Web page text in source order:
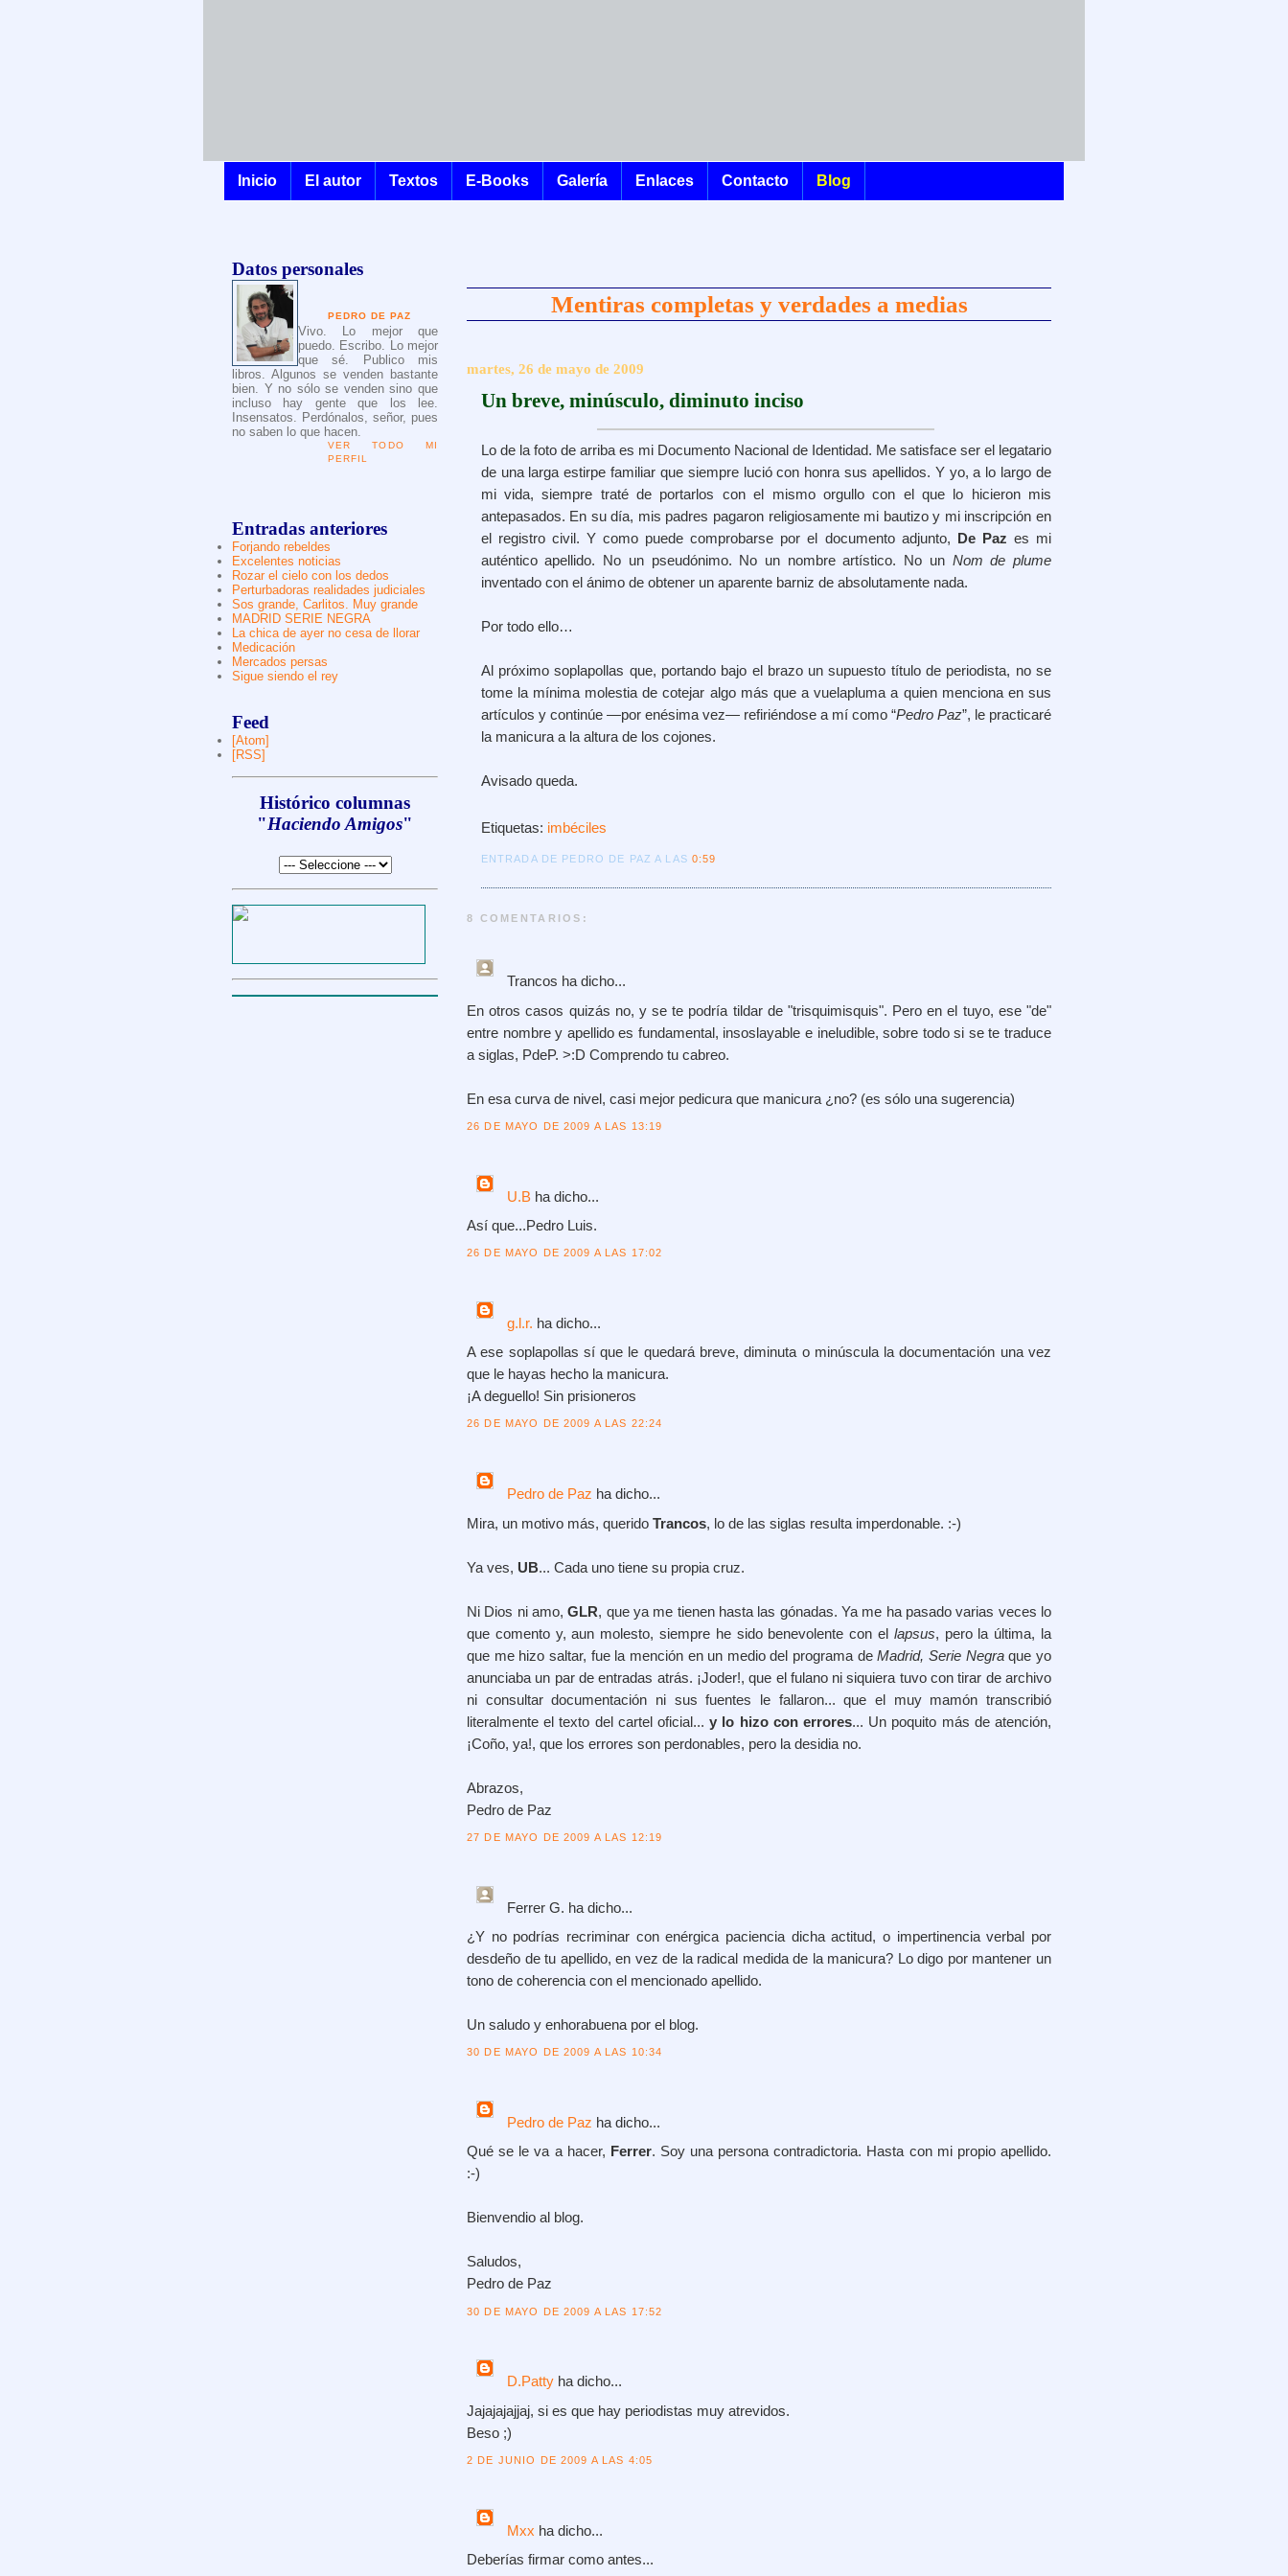
Inicio El autor Textos E-Books Galería Enlaces Contacto Blog
Mentiras completas y verdades a medias
martes, 26 de mayo de 2009
Un breve, minúsculo, diminuto inciso
Lo de la foto de arriba es mi Documento Nacional de Identidad. Me satisface ser el legatario
de una larga estirpe familiar que siempre lució con honra sus apellidos. Y yo, a lo largo de
mi vida, siempre traté de portarlos con el mismo orgullo con el que lo hicieron mis
antepasados. En su día, mis padres pagaron religiosamente mi bautizo y mi inscripción en
el registro civil. Y como puede comprobarse por el documento adjunto,
De Paz es mi
auténtico apellido. No un pseudónimo. No un nombre artístico. No un Nom de plume
inventado con el ánimo de obtener un aparente barniz de absolutamente nada.
Por todo ello…
Al próximo soplapollas que, portando bajo el brazo un supuesto título de periodista, no se
tome la mínima molestia de cotejar algo más que a vuelapluma a quien menciona en sus
artículos y continúe —por enésima vez— refiriéndose a mí como “Pedro Paz”, le practicaré
la manicura a la altura de los cojones.
Avisado queda.
Etiquetas: imbéciles
ENTRADA DE PEDRO DE PAZ A LAS 0:59
8 COMENTARIOS:
Trancos ha dicho...
En otros casos quizás no, y se te podría tildar de "trisquimisquis". Pero en el tuyo, ese "de"
entre nombre y apellido es fundamental, insoslayable e ineludible, sobre todo si se te traduce
a siglas, PdeP. >:D Comprendo tu cabreo.
En esa curva de nivel, casi mejor pedicura que manicura ¿no? (es sólo una sugerencia)
26 DE MAYO DE 2009 A LAS 13:19
U.B ha dicho...
Así que...Pedro Luis.
26 DE MAYO DE 2009 A LAS 17:02
g.l.r. ha dicho...
A ese soplapollas sí que le quedará breve, diminuta o minúscula la documentación una vez
que le hayas hecho la manicura.
¡A deguello! Sin prisioneros
26 DE MAYO DE 2009 A LAS 22:24
Pedro de Paz ha dicho...
Mira, un motivo más, querido Trancos, lo de las siglas resulta imperdonable. :-)
Ya ves, UB... Cada uno tiene su propia cruz.
Ni Dios ni amo,GLR, que ya me tienen hasta las gónadas. Ya me ha pasado varias veces lo
que comento y, aun molesto, siempre he sido benevolente con el lapsus, pero la última, la
que me hizo saltar, fue la mención en un medio del programa deMadrid, Serie Negraque yo
anunciaba un par de entradas atrás. ¡Joder!, que el fulano ni siquiera tuvo con tirar de archivo
ni consultar documentación ni sus fuentes le fallaron... que el muy mamón transcribió
literalmente el texto del cartel oficial...y lo hizo con errores... Un poquito más de atención,
¡Coño, ya!, que los errores son perdonables, pero la desidia no.
Abrazos,
Pedro de Paz
27 DE MAYO DE 2009 A LAS 12:19
Ferrer G. ha dicho...
¿Y no podrías recriminar con enérgica paciencia dicha actitud, o impertinencia verbal por
desdeño de tu apellido, en vez de la radical medida de la manicura? Lo digo por mantener un
tono de coherencia con el mencionado apellido.
Un saludo y enhorabuena por el blog.
30 DE MAYO DE 2009 A LAS 10:34
Pedro de Paz ha dicho...
Qué se le va a hacer, Ferrer. Soy una persona contradictoria. Hasta con mi propio apellido.
:-)
Bienvendio al blog.
Saludos,
Pedro de Paz
30 DE MAYO DE 2009 A LAS 17:52
D.Patty ha dicho...
Jajajajajjaj, si es que hay periodistas muy atrevidos.
Beso ;)
2 DE JUNIO DE 2009 A LAS 4:05
Mxx ha dicho...
Deberías firmar como antes...
Datos personales
PEDRO DE PAZ
Vivo. Lo mejor que
puedo. Escribo. Lo mejor
que sé. Publico mis
libros. Algunos se venden bastante
bien. Y no sólo se venden sino que
incluso hay gente que los lee.
Insensatos. Perdónalos, señor, pues
no saben lo que hacen.
VER TODO MI
PERFIL
Entradas anteriores
Forjando rebeldes
Excelentes noticias
Rozar el cielo con los dedos
Perturbadoras realidades judiciales
Sos grande, Carlitos. Muy grande
MADRID SERIE NEGRA
La chica de ayer no cesa de llorar
Medicación
Mercados persas
Sigue siendo el rey
Feed
[Atom]
[RSS]
Histórico columnas
"Haciendo Amigos"